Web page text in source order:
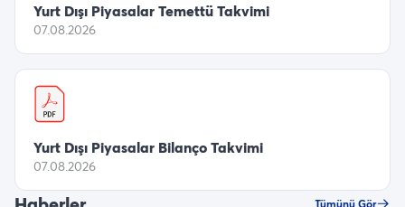
Yurt Dışı Piyasalar Temettü Takvimi
07.08.2026
Yurt Dışı Piyasalar Bilanço Takvimi
07.08.2026
Tümünü Gör